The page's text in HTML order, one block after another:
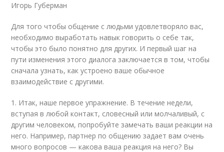
Игорь Губерман
Для того чтобы общение с людьми удовлетворяло вас,
необходимо выработать навык говорить о себе так,
чтобы это было понятно для других. И первый шаг на
пути изменения этого диалога заключается в том, чтобы
сначала узнать, как устроено ваше обычное
взаимодействие с другими.
1. Итак, наше первое упражнение. В течение недели,
вступая в любой контакт, словесный или молчаливый, с
другим человеком, попробуйте замечать ваши реакции на
него. Например, партнер по общению задает вам очень
много вопросов — какова ваша реакция на него? Вы